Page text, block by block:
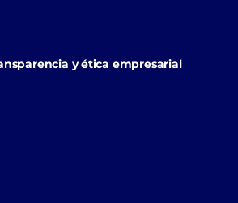
y ética empresarial